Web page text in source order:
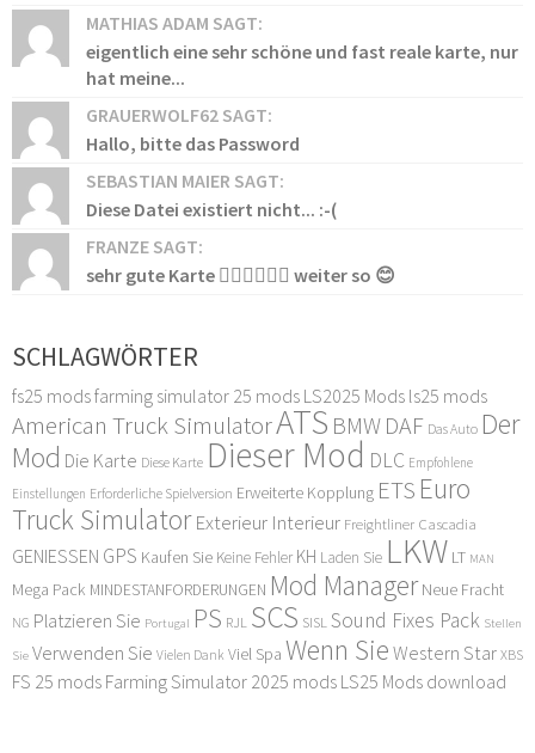
MATHIAS ADAM SAGT:
eigentlich eine sehr schöne und fast reale karte, nur
hat meine...
GRAUERWOLF62 SAGT:
Hallo, bitte das Password
SEBASTIAN MAIER SAGT:
Diese Datei existiert nicht... :-(
FRANZE SAGT:
sehr gute Karte 👍🏻👍🏻👍🏻 weiter so 😊
SCHLAGWÖRTER
fs25 modsfarming simulator 25 mods LS2025 Mods ls25 mods
American Truck SimulatorATS BMW DAF Das Auto Der
Mod Die Karte Diese Karte Dieser Mod DLC Empfohlene
Einstellungen Erforderliche Spielversion Erweiterte Kopplung ETS Euro
Truck Simulator Exterieur Interieur Freightliner Cascadia
GENIESSEN GPS Kaufen Sie Keine Fehler KH Laden Sie LKW LT MAN
Mega Pack MINDESTANFORDERUNGEN Mod Manager Neue Fracht
NG Platzieren Sie Portugal PS RJL SCS SISLSound Fixes Pack Stellen
Sie Verwenden Sie Vielen Dank Viel Spa Wenn Sie Western Star XBS
FS 25 mods Farming Simulator 2025 mods LS25 Mods download